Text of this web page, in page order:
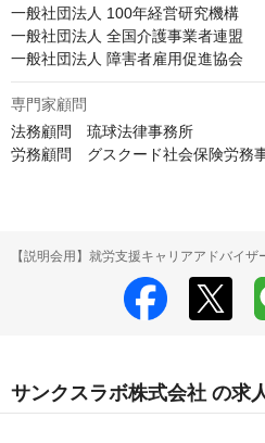
一般社団法人 100年経営研究機構
一般社団法人 全国介護事業者連盟
一般社団法人 障害者雇用促進協会
専門家顧問
法務顧問　琉球法律事務所
労務顧問　グスクード社会保険労務
【説明会用】就労支援キャリアアドバイザ
サンクスラボ株式会社 の求